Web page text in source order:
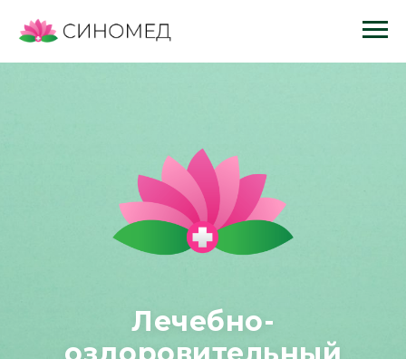
Лечебно-